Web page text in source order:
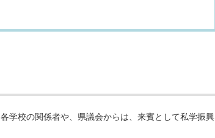
学校の関係者や、県議会からは、来賓として私学振興